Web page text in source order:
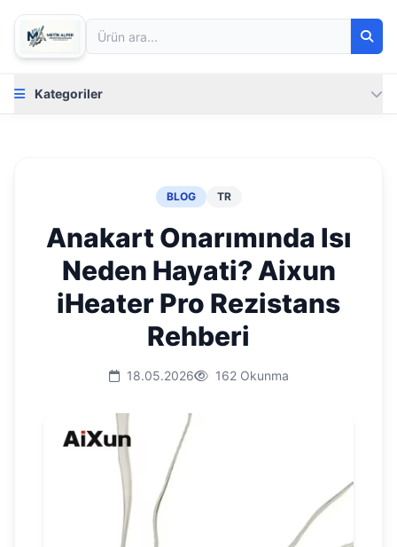
Kategoriler
BLOG TR
Anakart Onarımında Isı
Neden Hayati? Aixun
iHeater Pro Rezistans
Rehberi
18.05.2026 162 Okunma